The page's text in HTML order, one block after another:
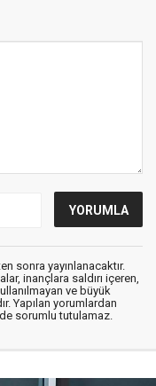
sonra yayınlanacaktır.
inançlara saldırı içeren,
ve büyük
Yapılan yorumlardan
sorumlu tutulamaz.